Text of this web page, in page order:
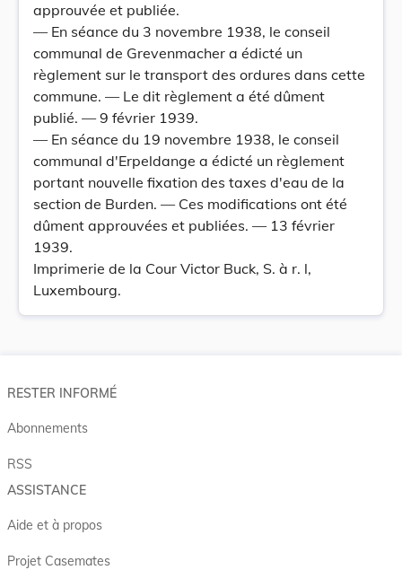
approuvée et publiée.
— En séance du 3 novembre 1938, le conseil
communal de Grevenmacher a édicté un
règlement sur le transport des ordures dans cette
commune. — Le dit règlement a été dûment
publié. — 9 février 1939.
— En séance du 19 novembre 1938, le conseil
communal d'Erpeldange a édicté un règlement
portant nouvelle fixation des taxes d'eau de la
section de Burden. — Ces modifications ont été
dûment approuvées et publiées. — 13 février
1939.
Imprimerie de la Cour Victor Buck, S. à r. l,
Luxembourg.
RESTER INFORMÉ
Abonnements
RSS
ASSISTANCE
Aide et à propos
Projet Casemates